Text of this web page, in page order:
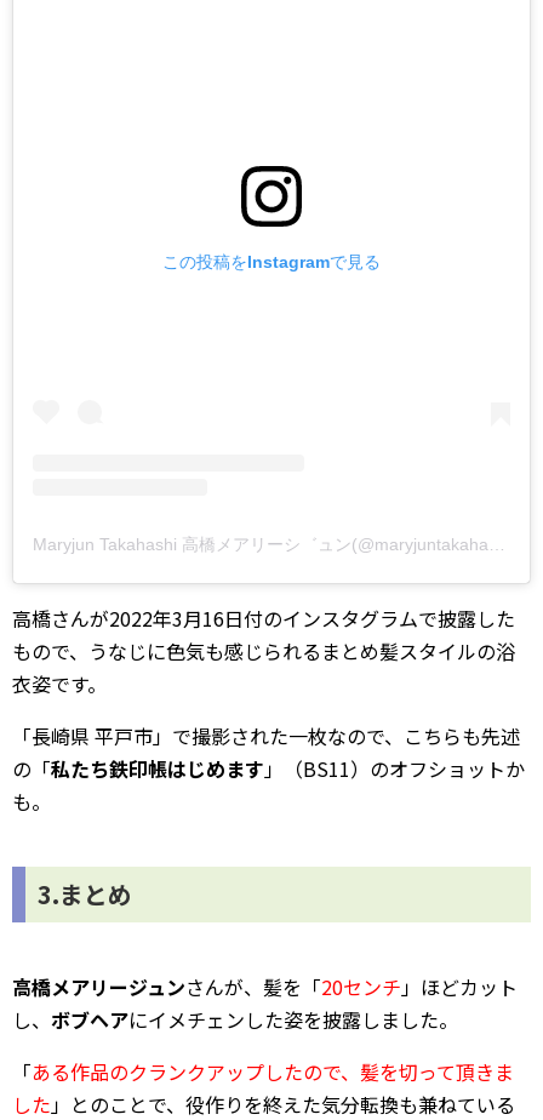
この投稿をInstagramで見る
高橋さんが2022年3月16日付のインスタグラムで披露した
もので、うなじに色気も感じられるまとめ髪スタイルの浴
衣姿です。
「長崎県 平戸市」で撮影された一枚なので、こちらも先述
の「私たち鉄印帳はじめます」（BS11）のオフショットか
も。
3.まとめ
高橋メアリージュンさんが、髪を「20センチ」ほどカット
し、 ボブヘアにイメチェンした姿を披露しました。
「ある作品のクランクアップしたので、髪を切って頂きま
した」とのことで、役作りを終えた気分転換も兼ねている